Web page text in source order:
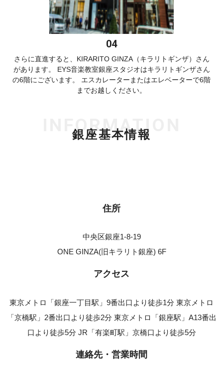
さらに直進すると、KIRARITO GINZA（キラリトギンザ）さん
があります。 EYS音楽教室銀座スタジオはキラリトギンザさん
の6階にございます。 エスカレーターまたはエレベーターで6階
までお越しください。
銀座基本情報
INFORMATION
住所
中央区銀座1-8-19
ONE GINZA(旧キラリト銀座) 6F
アクセス
東京メトロ「銀座一丁目駅」9番出口より徒歩1分 東京メトロ
「京橋駅」2番出口より徒歩2分 東京メトロ「銀座駅」A13番出
口より徒歩5分 JR「有楽町駅」京橋口より徒歩5分
連絡先・営業時間